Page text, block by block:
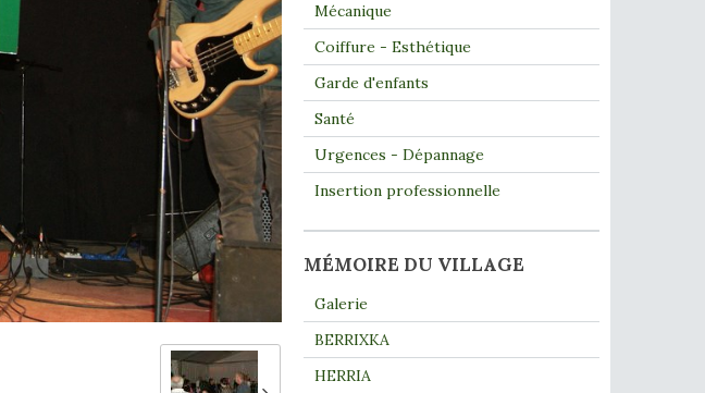
Mécanique
Coiffure - Esthétique
Garde d'enfants
Santé
Urgences - Dépannage
Insertion professionnelle
MÉMOIRE DU VILLAGE
Galerie
BERRIXKA
HERRIA